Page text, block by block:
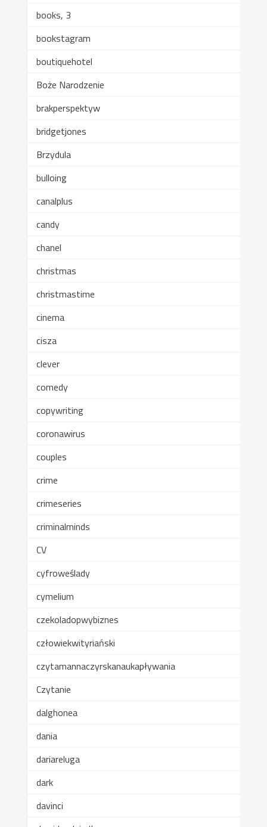
books, 3
bookstagram
boutiquehotel
Boże Narodzenie
brakperspektyw
bridgetjones
Brzydula
bulloing
canalplus
candy
chanel
christmas
christmastime
cinema
cisza
clever
comedy
copywriting
coronawirus
couples
crime
crimeseries
criminalminds
CV
cyfroweślady
cymelium
czekoladopwybiznes
człowiekwityriański
czytamannaczyrskanaukapływania
Czytanie
dalghonea
dania
dariareluga
dark
davinci